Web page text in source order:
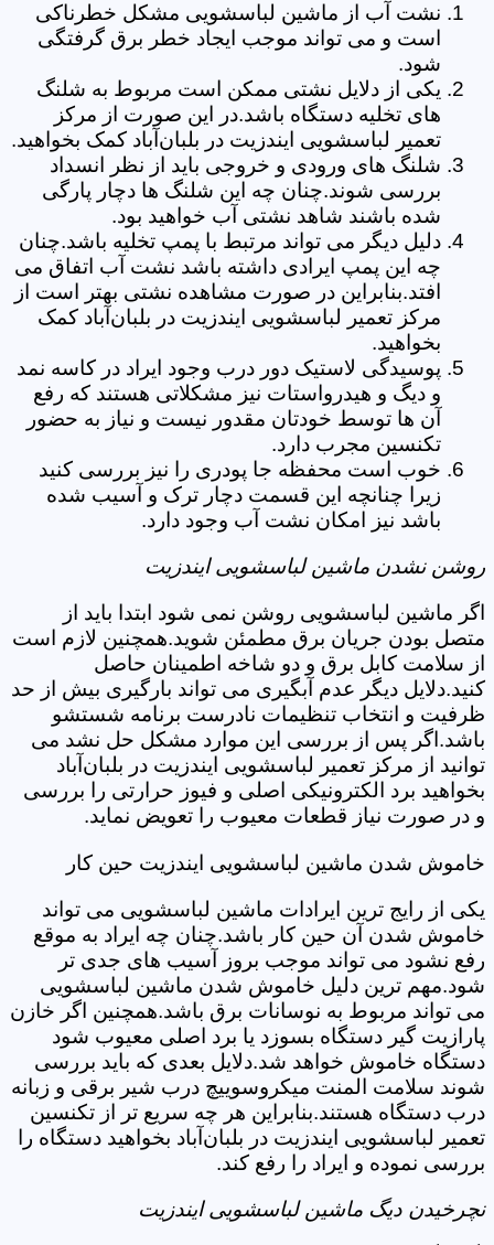
نشت آب از ماشین لباسشویی مشکل خطرناکی
است و می تواند موجب ایجاد خطر برق گرفتگی
شود.
یکی از دلایل نشتی ممکن است مربوط به شلنگ
های تخلیه دستگاه باشد.در این صورت از مرکز
تعمیر لباسشویی ایندزیت در بلبان‌آباد کمک بخواهید.
شلنگ های ورودی و خروجی باید از نظر انسداد
بررسی شوند.چنان چه این شلنگ ها دچار پارگی
شده باشند شاهد نشتی آب خواهید بود.
دلیل دیگر می تواند مرتبط با پمپ تخلیه باشد.چنان
چه این پمپ ایرادی داشته باشد نشت آب اتفاق می
افتد.بنابراین در صورت مشاهده نشتی بهتر است از
مرکز تعمیر لباسشویی ایندزیت در بلبان‌آباد کمک
بخواهید.
پوسیدگی لاستیک دور درب وجود ایراد در کاسه نمد
و دیگ و هیدرواستات نیز مشکلاتی هستند که رفع
آن ها توسط خودتان مقدور نیست و نیاز به حضور
تکنسین مجرب دارد.
خوب است محفظه جا پودری را نیز بررسی کنید
زیرا چنانچه این قسمت دچار ترک و آسیب شده
باشد نیز امکان نشت آب وجود دارد.
روشن نشدن ماشین لباسشویی ایندزیت
اگر ماشین لباسشویی روشن نمی شود ابتدا باید از
متصل بودن جریان برق مطمئن شوید.همچنین لازم است
از سلامت کابل برق و دو شاخه اطمینان حاصل
کنید.دلایل دیگر عدم آبگیری می تواند بارگیری بیش از حد
ظرفیت و انتخاب تنظیمات نادرست برنامه شستشو
باشد.اگر پس از بررسی این موارد مشکل حل نشد می
توانید از مرکز تعمیر لباسشویی ایندزیت در بلبان‌آباد
بخواهید برد الکترونیکی اصلی و فیوز حرارتی را بررسی
و در صورت نیاز قطعات معیوب را تعویض نماید.
خاموش شدن ماشین لباسشویی ایندزیت حین کار
یکی از رایج ترین ایرادات ماشین لباسشویی می تواند
خاموش شدن آن حین کار باشد.چنان چه ایراد به موقع
رفع نشود می تواند موجب بروز آسیب های جدی تر
شود.مهم ترین دلیل خاموش شدن ماشین لباسشویی
می تواند مربوط به نوسانات برق باشد.همچنین اگر خازن
پارازیت گیر دستگاه بسوزد یا برد اصلی معیوب شود
دستگاه خاموش خواهد شد.دلایل بعدی که باید بررسی
شوند سلامت المنت میکروسوییچ درب شیر برقی و زبانه
درب دستگاه هستند.بنابراین هر چه سریع تر از تکنسین
تعمیر لباسشویی ایندزیت در بلبان‌آباد بخواهید دستگاه را
بررسی نموده و ایراد را رفع کند.
نچرخیدن دیگ ماشین لباسشویی ایندزیت